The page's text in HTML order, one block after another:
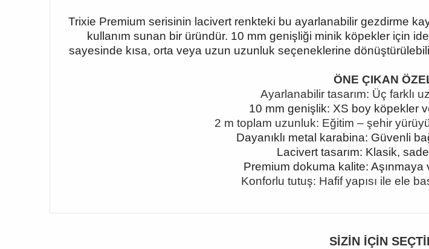
Trixie Premium serisinin lacivert renkteki bu ayarlanabilir gezdirme
kullanım sunan bir üründür. 10 mm genişliği minik köpekler için
sayesinde kısa, orta veya uzun uzunluk seçeneklerine
ÖNE ÇIKAN
Ayarlanabilir tasarım: Üç farklı
10 mm genişlik: XS boy köpekler
2 m toplam uzunluk: Eğitim – şehir
Dayanıklı metal karabina: Güvenli
Lacivert tasarım: Klasik,
Premium dokuma kalite: Aşınmaya
Konforlu tutuş: Hafif yapısı ile ele
SIZIN İÇIN